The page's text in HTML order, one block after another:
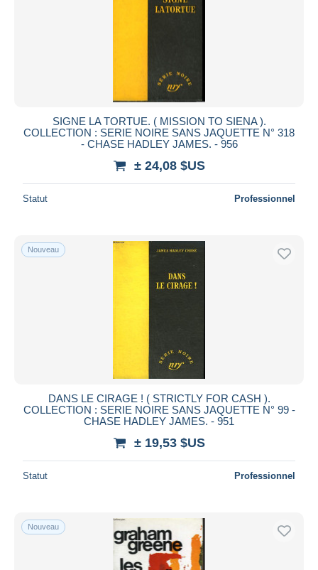
SIGNE LA TORTUE. ( MISSION TO SIENA ).
COLLECTION : SERIE NOIRE SANS JAQUETTE N° 318
- CHASE HADLEY JAMES. - 956
± 24,08 $US
Statut Professionnel
Nouveau
DANS LE CIRAGE ! ( STRICTLY FOR CASH ).
COLLECTION : SERIE NOIRE SANS JAQUETTE N° 99 -
CHASE HADLEY JAMES. - 951
± 19,53 $US
Statut Professionnel
Nouveau